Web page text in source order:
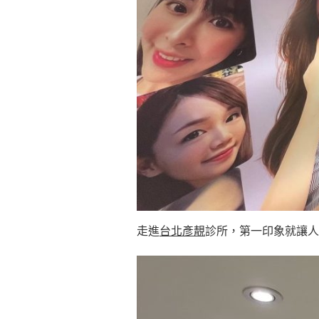
走進台北彥靚診所，第一印象就讓